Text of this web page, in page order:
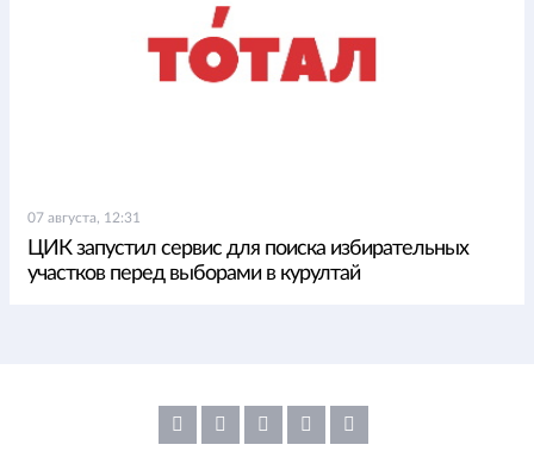
07 августа, 12:31
ЦИК запустил сервис для поиска избирательных
участков перед выборами в курултай